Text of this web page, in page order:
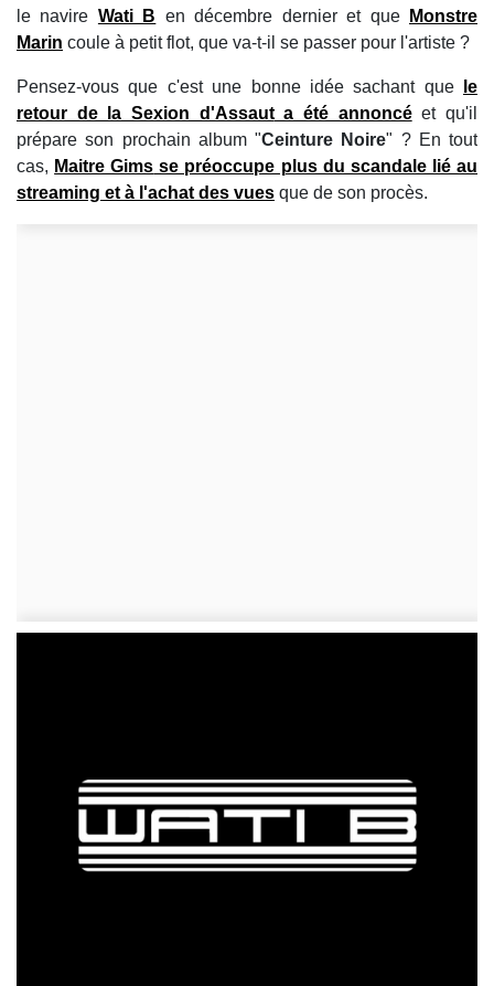
le navire Wati B en décembre dernier et que
Monstre
Marin coule à petit flot, que va-t-il se passer pour l'artiste ?
Pensez-vous que c'est une bonne idée sachant que
le
retour de la Sexion d'Assauta été annoncéet qu'il
prépare son prochain album "Ceinture Noire" ? En tout
cas, Maitre Gims se préoccupe plus du scandale lié au
streaming et à l'achat des vues que de son procès.